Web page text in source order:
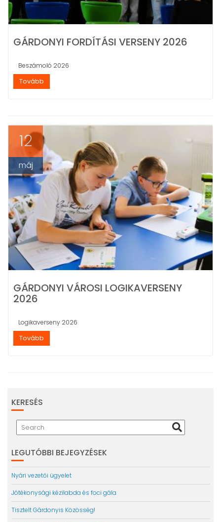
GÁRDONYI FORDÍTÁSI VERSENY 2026
Beszámoló 2026
Tovább
12
máj
GÁRDONYI VÁROSI LOGIKAVERSENY
2026
Logikaverseny 2026
Tovább
KERESÉS
LEGUTÓBBI BEJEGYZÉSEK
Nyári vezetői ügyelet
Jótékonysági kézilabda és foci gála
Tisztelt Gárdonyis Közösség!